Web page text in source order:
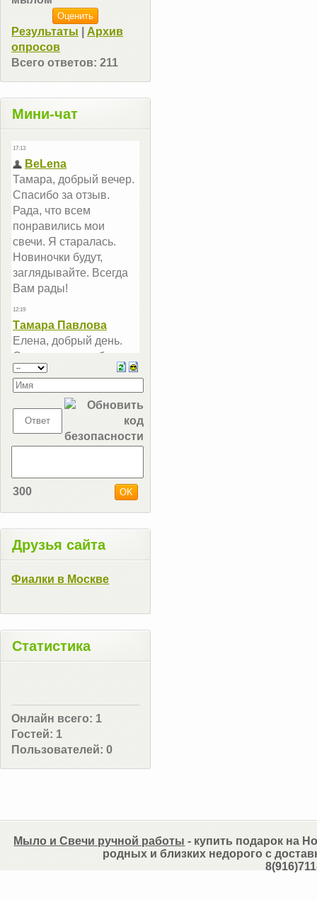
Результаты
Архив
опросов
Всего ответов: 211
Мини-чат
300
Друзья сайта
Фиалки в Москве
Статистика
Онлайн всего: 1
Гостей: 1
Пользователей: 0
Мыло и Свечи ручной работы - купить подарок на
родных и близких недорого с